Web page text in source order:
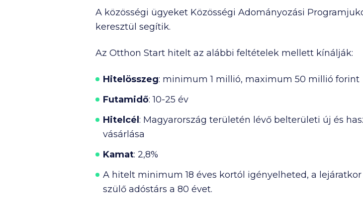
A közösségi ügyeket Közösségi Adományozási
keresztül segítik.
Az Otthon Start hitelt az alábbi feltételek mellett kínálják:
Hitelösszeg: minimum1 millió, maximum 50 millió forint
Futamidő: 10-25 év
Hitelcél : Magyarország területén lévő belterületi új és
vásárlása
Kamat: 2,8%
A hitelt minimum 18 éves kortól igényelheted, a
szülő adóstárs a 80 évet.